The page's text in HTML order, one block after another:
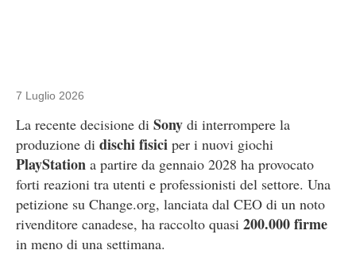
7 Luglio 2026
La recente decisione di Sony di interrompere la
produzione di dischi fisici per i nuovi giochi
PlayStation a partire da gennaio 2028 ha provocato
forti reazioni tra utenti e professionisti del settore. Una
petizione su Change.org, lanciata dal CEO di un noto
rivenditore canadese, ha raccolto quasi 200.000 firme
in meno di una settimana.